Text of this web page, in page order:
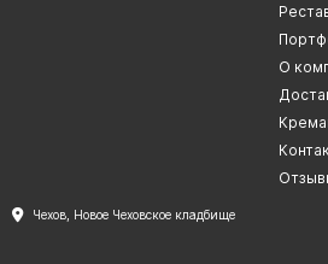
О
Чехов, Новое Чеховское кладбище